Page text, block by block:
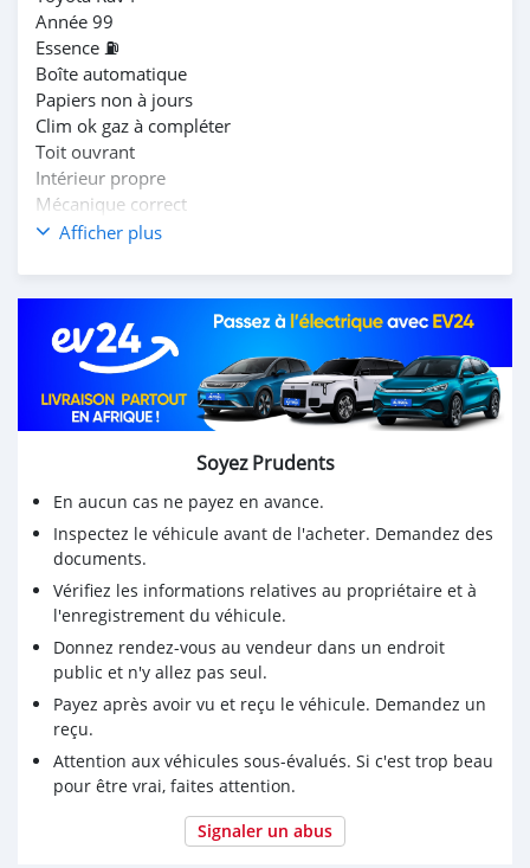
Année 99
Essence ⛽️
Boîte automatique
Papiers non à jours
Clim ok gaz à compléter
Toit ouvrant
Intérieur propre
Mécanique correct
Prix 900 milles
42405052
Afficher plus
Soyez Prudents
En aucun cas ne payez en avance.
Inspectez le véhicule avant de l'acheter. Demandez des
documents.
Vérifiez les informations relatives au propriétaire et à
l'enregistrement du véhicule.
Donnez rendez-vous au vendeur dans un endroit
public et n'y allez pas seul.
Payez après avoir vu et reçu le véhicule. Demandez un
reçu.
Attention aux véhicules sous-évalués. Si c'est trop beau
pour être vrai, faites attention.
Signaler un abus